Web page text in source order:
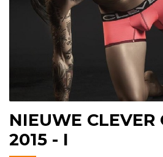
NIEUWE CLEVER
2015 - I